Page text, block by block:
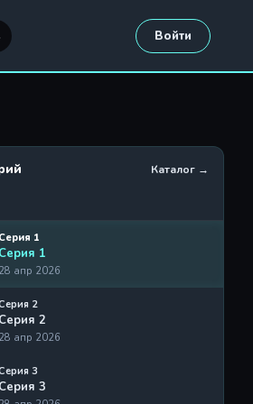
Войти
Каталог →
Серия 1
Серия 1
28 апр 2026
2
Серия 2
28 апр 2026
3
Серия 3